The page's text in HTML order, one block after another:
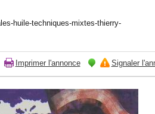
huile-techniques-mixtes-thierry-
Imprimer l'annonce Signaler